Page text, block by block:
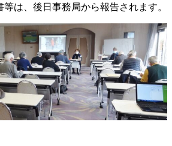
は、後日事務局から報告されます。